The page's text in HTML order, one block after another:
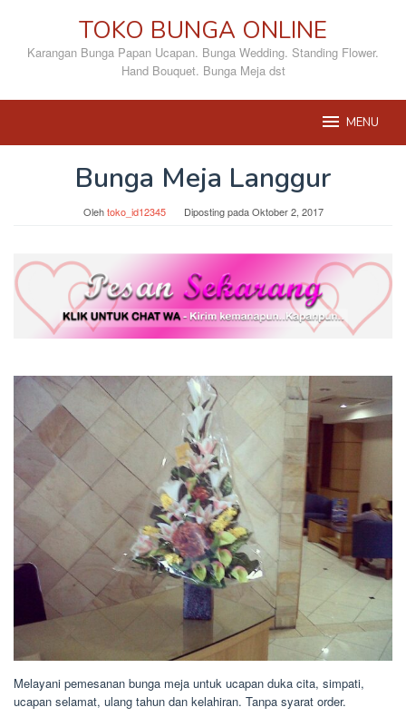
konten
TOKO BUNGA ONLINE
Karangan Bunga Papan Ucapan. Bunga Wedding. Standing Flower.
Hand Bouquet. Bunga Meja dst
MENU
Bunga Meja Langgur
Olehtoko_id12345 Diposting padaOktober 2, 2017
Melayani pemesanan bunga meja untuk ucapan duka cita, simpati,
ucapan selamat, ulang tahun dan kelahiran. Tanpa syarat order.